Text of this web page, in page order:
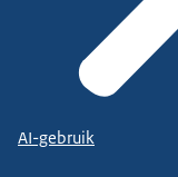
AI-gebruik